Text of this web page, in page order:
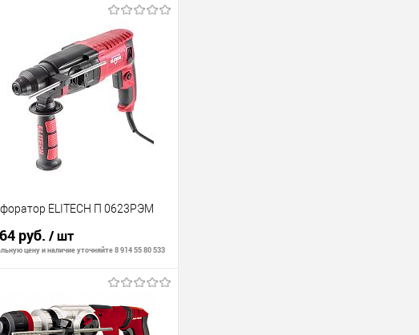
ELITECH П 0623РЭМ
руб. / шт
цену и наличие уточняйте 8 914 55 80 533
В корзину